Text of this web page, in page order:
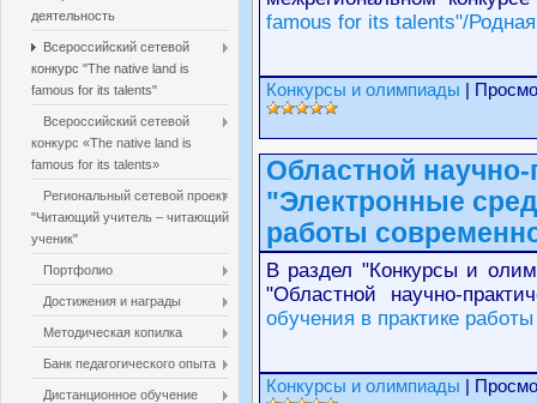
деятельность
Всероссийский сетевой
конкурс "The native land is
famous for its talents"
Всероссийский сетевой
конкурс «The native land is
famous for its talents»
Региональный сетевой проект
"Читающий учитель – читающий
ученик"
Портфолио
Достижения и награды
Методическая копилка
Банк педагогического опыта
Дистанционное обучение
famous for its talents"/
Конкурсы и олимпиады |
Областной
"Электронные
работы
В раздел "Конкурсы и
"Областной научно-
обучения в практике
Конкурсы и олимпиады |